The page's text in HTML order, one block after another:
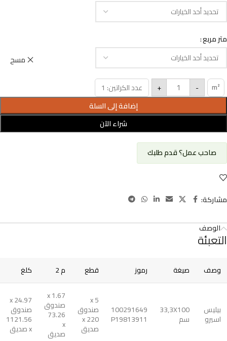
متر مربع
مسح
m²
-
+
عدد الكراتين: 1
إضافة إلى السلة
شراء الآن
صاحب عمل؟ قدم طلبك
مشاركة:
الوصف
التعبئة
وصف صيغة رموز قطع م 2 كلغ
بيليس
اسيرو
33,3X100
سم
100291649
P19813911
5 x
صندوق
220 x
صديق
1.67 x
صندوق
73.26
x
صديق
24.97 x
صندوق
1121.56
x صديق